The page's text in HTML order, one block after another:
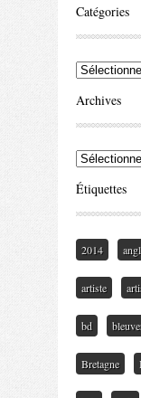
Catégories
Archives
Étiquettes
2014
artiste
bd
Bretagne